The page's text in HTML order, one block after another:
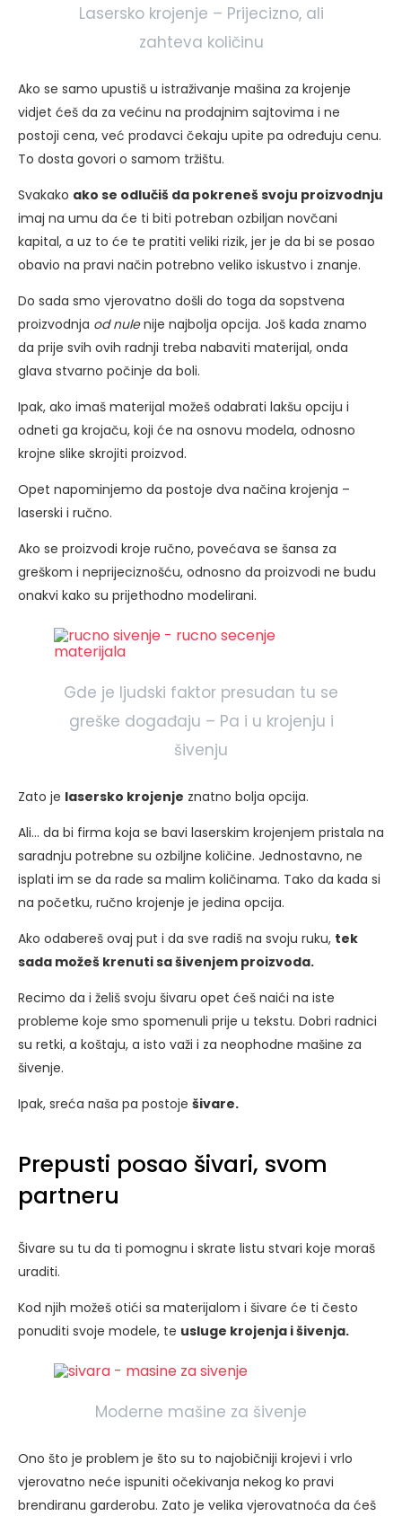
Lasersko krojenje – Prijecizno, ali
zahteva količinu
Ako se samo upustiš u istraživanje mašina za krojenje
vidjet ćeš da za većinu na prodajnim sajtovima i ne
postoji cena, već prodavci čekaju upite pa određuju cenu.
To dosta govori o samom tržištu.
Svakako ako se odlučiš da pokreneš svoju proizvodnju
imaj na umu da će ti biti potreban ozbiljan novčani
kapital, a uz to će te pratiti veliki rizik, jer je da bi se posao
obavio na pravi način potrebno veliko iskustvo i znanje.
Do sada smo vjerovatno došli do toga da sopstvena
proizvodnja od nulenije najbolja opcija. Još kada znamo
da prije svih ovih radnji treba nabaviti materijal, onda
glava stvarno počinje da boli.
Ipak, ako imaš materijal možeš odabrati lakšu opciju i
odneti ga krojaču, koji će na osnovu modela, odnosno
krojne slike skrojiti proizvod.
Opet napominjemo da postoje dva načina krojenja –
laserski i ručno.
Ako se proizvodi kroje ručno, povećava se šansa za
greškom i neprijeciznošću, odnosno da proizvodi ne budu
onakvi kako su prijethodno modelirani.
Gde je ljudski faktor presudan tu se
greške događaju – Pa i u krojenju i
šivenju
Zato je lasersko krojenje znatno bolja opcija.
Ali… da bi firma koja se bavi laserskim krojenjem pristala na
saradnju potrebne su ozbiljne količine. Jednostavno, ne
isplati im se da rade sa malim količinama. Tako da kada si
na početku, ručno krojenje je jedina opcija.
Ako odabereš ovaj put i da sve radiš na svoju ruku, tek
sada možeš krenuti sa šivenjem proizvoda.
Recimo da i želiš svoju šivaru opet ćeš naići na iste
probleme koje smo spomenuli prije u tekstu. Dobri radnici
su retki, a koštaju, a isto važi i za neophodne mašine za
šivenje.
Ipak, sreća naša pa postoje šivare.
Prepusti posao šivari, svom
partneru
Šivare su tu da ti pomognu i skrate listu stvari koje moraš
uraditi.
Kod njih možeš otići sa materijalom i šivare će ti često
ponuditi svoje modele, te usluge krojenja i šivenja.
Moderne mašine za šivenje
Ono što je problem je što su to najobičniji krojevi i vrlo
vjerovatno neće ispuniti očekivanja nekog ko pravi
brendiranu garderobu. Zato je velika vjerovatnoća da ćeš